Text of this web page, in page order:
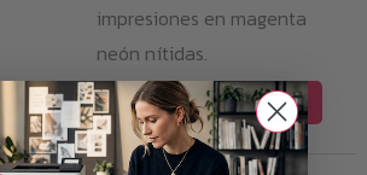
impresiones en magenta
neón nítidas.
AÑADIR AL CARRITO